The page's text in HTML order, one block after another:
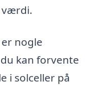
værdi.
nogle
kan forvente
i solceller på